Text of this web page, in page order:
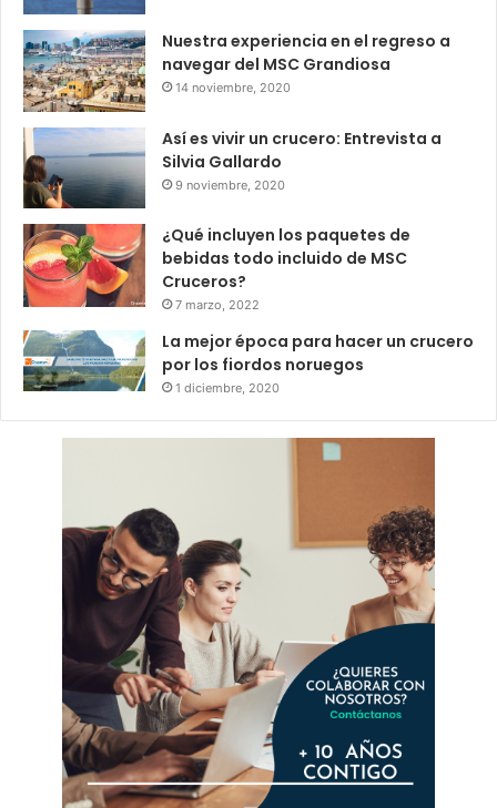
Nuestra experiencia en el regreso a
navegar del MSC Grandiosa
14 noviembre, 2020
Así es vivir un crucero: Entrevista a
Silvia Gallardo
9 noviembre, 2020
¿Qué incluyen los paquetes de
bebidas todo incluido de MSC
Cruceros?
7 marzo, 2022
La mejor época para hacer un crucero
por los fiordos noruegos
1 diciembre, 2020